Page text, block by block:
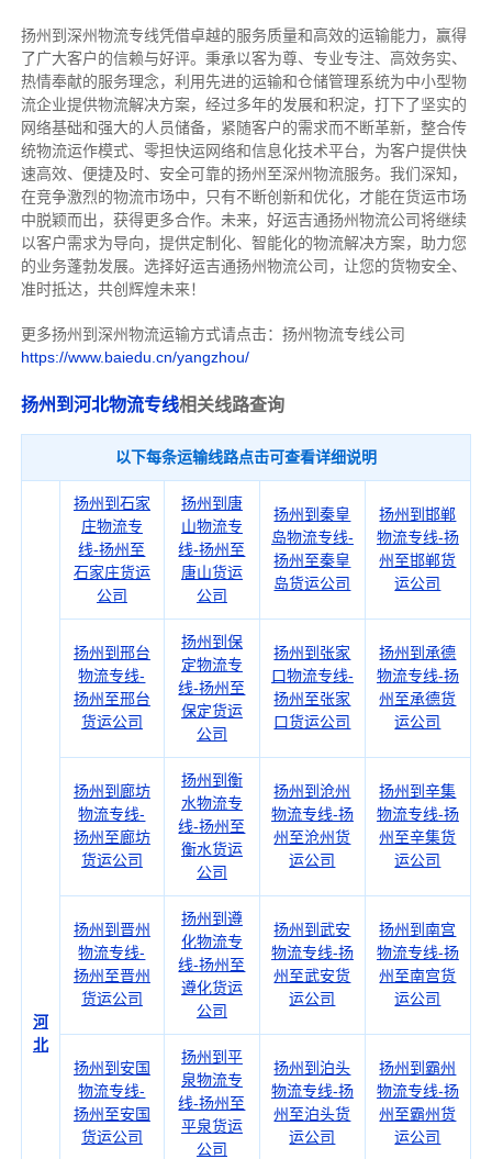
扬州到深州物流专线凭借卓越的服务质量和高效的运输能力，赢得
了广大客户的信赖与好评。 秉承以客为尊、专业专注、高效务实、
热情奉献的服务理念，利用先进的运输和仓储管理系统为中小型物
流企业提供物流解决方案，经过多年的发展和积淀，打下了坚实的
网络基础和强大的人员储备，紧随客户的需求而不断革新，整合传
统物流运作模式、零担快运网络和信息化技术平台，为客户提供快
速高效、便捷及时、安全可靠的扬州至深州物流服务。 我们深知，
在竞争激烈的物流市场中，只有不断创新和优化，才能在货运市场
中脱颖而出，获得更多合作。 未来，好运吉通扬州物流公司将继续
以客户需求为导向，提供定制化、智能化的物流解决方案，助力您
的业务蓬勃发展。选择好运吉通扬州物流公司，让您的货物安全、
准时抵达，共创辉煌未来！
更多扬州到深州物流运输方式请点击：扬州物流专线公司
https://www.baiedu.cn/yangzhou/
扬州到河北物流专线相关线路查询
以下每条运输线路点击可查看详细说明
河
北
扬州到石家
庄物流专
线-扬州至
石家庄货运
公司
扬州到唐
山物流专
线-扬州至
唐山货运
公司
扬州到秦皇
岛物流专线-
扬州至秦皇
岛货运公司
扬州到邯郸
物流专线-扬
州至邯郸货
运公司
扬州到邢台
物流专线-
扬州至邢台
货运公司
扬州到保
定物流专
线-扬州至
保定货运
公司
扬州到张家
口物流专线-
扬州至张家
口货运公司
扬州到承德
物流专线-扬
州至承德货
运公司
扬州到廊坊
物流专线-
扬州至廊坊
货运公司
扬州到衡
水物流专
线-扬州至
衡水货运
公司
扬州到沧州
物流专线-扬
州至沧州货
运公司
扬州到辛集
物流专线-扬
州至辛集货
运公司
扬州到晋州
物流专线-
扬州至晋州
货运公司
扬州到遵
化物流专
线-扬州至
遵化货运
公司
扬州到武安
物流专线-扬
州至武安货
运公司
扬州到南宫
物流专线-扬
州至南宫货
运公司
扬州到安国
物流专线-
扬州至安国
货运公司
扬州到平
泉物流专
线-扬州至
平泉货运
公司
扬州到泊头
物流专线-扬
州至泊头货
运公司
扬州到霸州
物流专线-扬
州至霸州货
运公司